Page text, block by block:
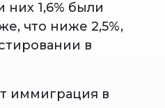
1,6% были
что ниже 2,5%,
в
иммиграция в